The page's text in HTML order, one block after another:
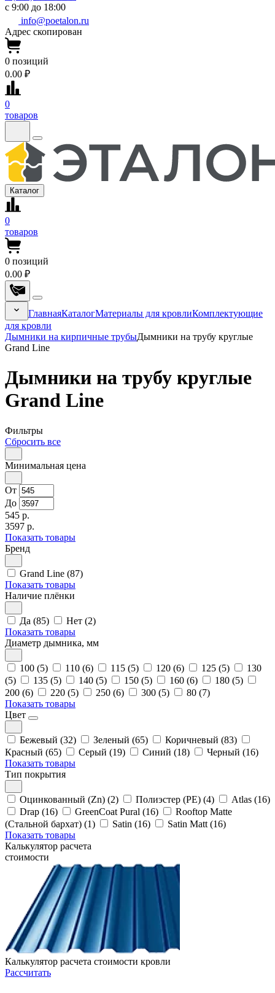
с 9:00 до 18:00
info@poetalon.ru
Адрес скопирован
0 позиций
0.00 ₽
0
товаров
Каталог
0
товаров
0 позиций
0.00 ₽
ГлавнаяКаталогМатериалы для кровлиКомплектующие
для кровли
Дымники на кирпичные трубыДымники на трубу круглые
Grand Line
Дымники на трубу круглые
Grand Line
Фильтры
Сбросить все
Минимальная цена
От
До
545 р.
3597 р.
Показать товары
Бренд
Grand Line (87)
Показать товары
Наличие плёнки
Да (85)
Нет (2)
Показать товары
Диаметр дымника, мм
100 (5) 110 (6) 115 (5) 120 (6) 125 (5)
130
(5)
135 (5) 140 (5) 150 (5) 160 (6)
180 (5)
200 (6)
220 (5) 250 (6) 300 (5)
80 (7)
Показать товары
Цвет
Бежевый (32) Зеленый (65)
Коричневый (83)
Красный (65)
Серый (19) Синий (18)
Черный (16)
Показать товары
Тип покрытия
Оцинкованный (Zn) (2) Полиэстер (PE) (4)
Atlas (16)
Drap (16)
GreenCoat Pural (16)
Rooftop Matte
(Стальной бархат) (1)
Satin (16)
Satin Matt (16)
Показать товары
Калькулятор расчета
стоимости
Калькулятор расчета стоимости кровли
Рассчитать